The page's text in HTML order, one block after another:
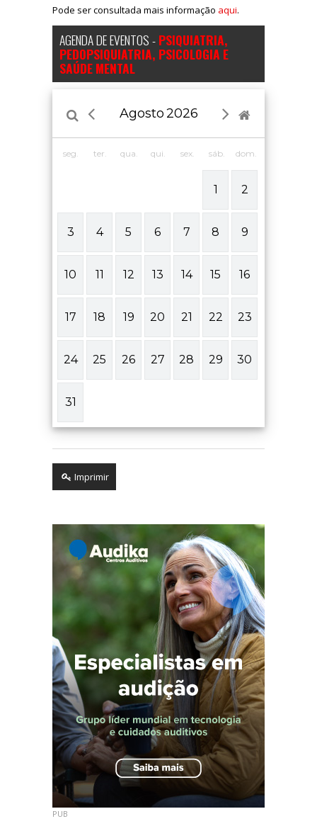
Pode ser consultada mais informação aqui.
AGENDA DE EVENTOS -PSIQUIATRIA,
PEDOPSIQUIATRIA, PSICOLOGIA E
SAÚDE MENTAL
Agosto2026
seg. ter. qua. qui. sex. sáb. dom.
1 2
3 4 5 6 7 8 9
10 11 12 13 14 15 16
17 18 19 20 21 22 23
24 25 26 27 28 29 30
31
Imprimir
PUB